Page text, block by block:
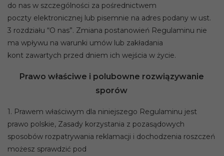
do nas w szczególności za pośrednictwem
poczty elektronicznej lub pisemnie na adres podany w ust.
3 rozdziału “O nas”. Zmiana postanowień Regulaminu nie
ma wpływu na warunki umów lub zakładania
kont zawartych przed dniem ich wejścia w życie.
Prawo właściwe i polubowne rozwiązywanie
sporów
1. Prawem właściwym dla niniejszego Regulaminu jest
prawo polskie, Zasady korzystania z pozasądowych
sposobów rozpatrywania reklamacji i dochodzenia roszczeń
możesz sprawdzić pod